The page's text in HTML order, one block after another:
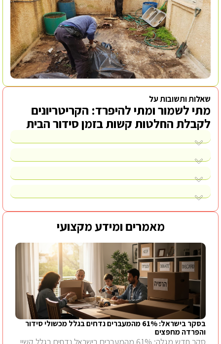
שאלות ותשובות על
מתי לשמור ומתי להיפרד: הקריטריונים
לקבלת החלטות קשות בזמן סידור הבית
מאמרים ומידע מקצועי
בסקר בישראל: 61% מהמעברים נדחים בגלל מכשולי סידור
והפרדה מחפצים